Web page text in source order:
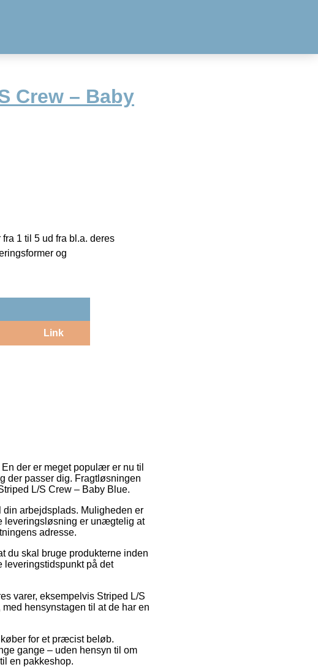
Crew – Baby
1 til 5 ud fra bl.a. deres
og
Link
der er meget populær er nu til
der passer dig. Fragtløsningen
L/S Crew – Baby Blue.
arbejdsplads. Muligheden er
leveringsløsning er unægtelig at
adresse.
du skal bruge produkterne inden
leveringstidspunkt på det
varer, eksempelvis Striped L/S
hensynstagen til at de har en
for et præcist beløb.
gange – uden hensyn til om
en pakkeshop.